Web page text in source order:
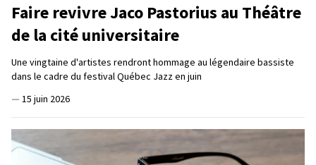
Faire revivre Jaco Pastorius au Théâtre
de la cité universitaire
Une vingtaine d'artistes rendront hommage au légendaire bassiste
dans le cadre du festival Québec Jazz en juin
— 15 juin 2026